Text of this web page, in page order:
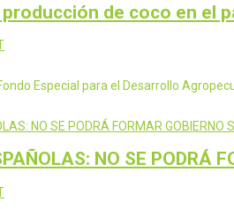
producción de coco en el
Especial para el Desarrollo
NO SE PODRÁ